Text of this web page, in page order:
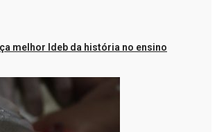
melhor Ideb da história no ensino